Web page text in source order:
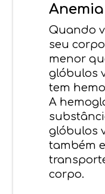
Anemia
Quando
seu
menor
glóbulos
tem
A
glóbulos
também
corpo.